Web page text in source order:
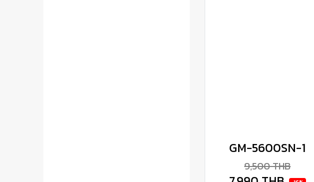
GM-5600SN-1
9,500 THB